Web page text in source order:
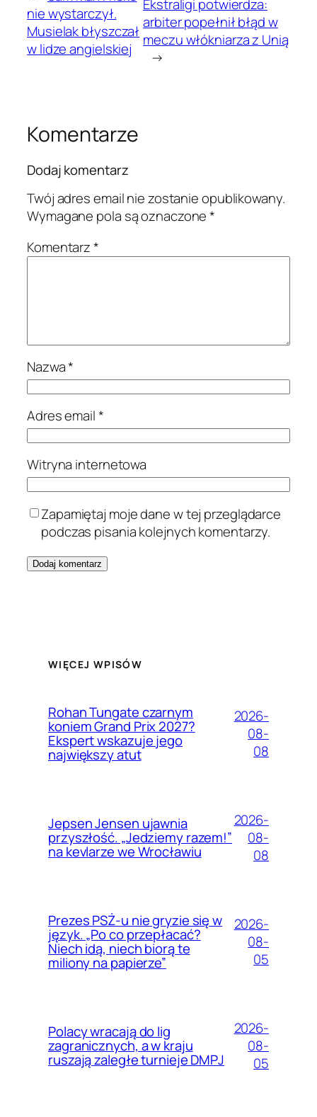
nie wystarczył.
Musielak błyszczał
w lidze angielskiej
Ekstraligi potwierdza:
arbiter popełnił błąd w
meczu włókniarza z Unią
→
Komentarze
Dodaj komentarz
Twój adres email nie zostanie opublikowany.
Wymagane pola są oznaczone*
Komentarz*
Nazwa*
Adres email*
Witryna internetowa
Zapamiętaj moje dane w tej przeglądarce
podczas pisania kolejnych komentarzy.
WIĘCEJ WPISÓW
Rohan Tungate czarnym
koniem Grand Prix 2027?
Ekspert wskazuje jego
największy atut
2026-
08-
08
Jepsen Jensen ujawnia
przyszłość. „Jedziemy razem!”
na kevlarze we Wrocławiu
2026-
08-
08
Prezes PSŻ-u nie gryzie się w
język. „Po co przepłacać?
Niech idą, niech biorą te
miliony na papierze”
2026-
08-
05
Polacy wracają do lig
zagranicznych, a w kraju
ruszają zaległe turnieje DMPJ
2026-
08-
05